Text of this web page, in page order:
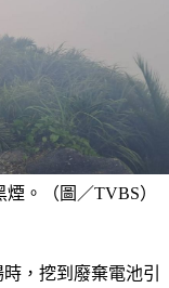
。（圖／TVBS）
，挖到廢棄電池引